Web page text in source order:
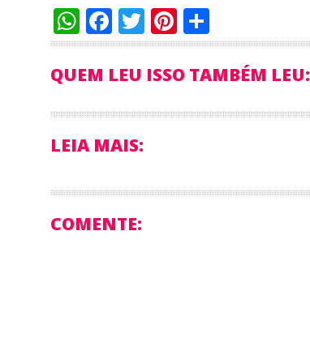
WhatsApp
Facebook
TwitterPinterest
QUEM LEU ISSO TAMBÉM LEU:
LEIA MAIS:
COMENTE: